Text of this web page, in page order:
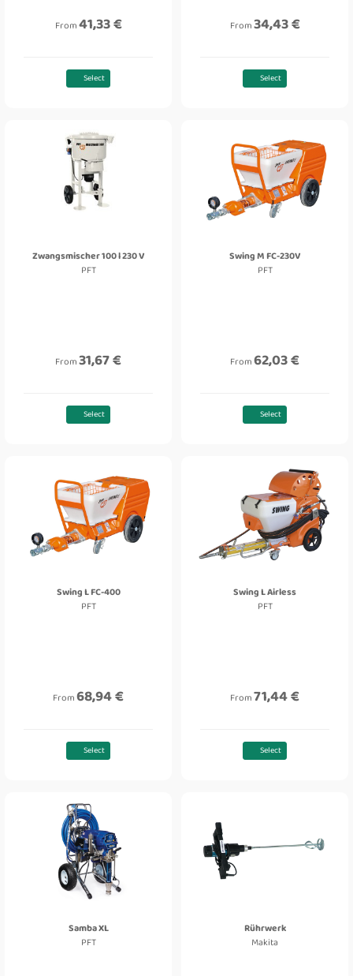
From41,33 €
Select
From34,43 €
Select
Zwangsmischer 100 l 230 V
PFT
From31,67 €
Select
Swing M FC-230V
PFT
From62,03 €
Select
Swing L FC-400
PFT
From68,94 €
Select
Swing L Airless
PFT
From71,44 €
Select
Samba XL
PFT
Rührwerk
Makita